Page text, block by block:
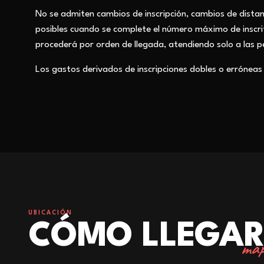
No se admiten cambios de inscripción, cambios de
posibles cuando se complete el número máximo de
procederá por orden de llegada, atendiendo solo a las
Los gastos derivados de inscripciones dobles o
UBICACIÓN
CÓMO LLEGAR